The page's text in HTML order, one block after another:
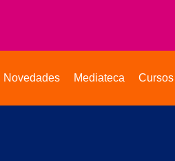
Novedades Mediateca Cursos